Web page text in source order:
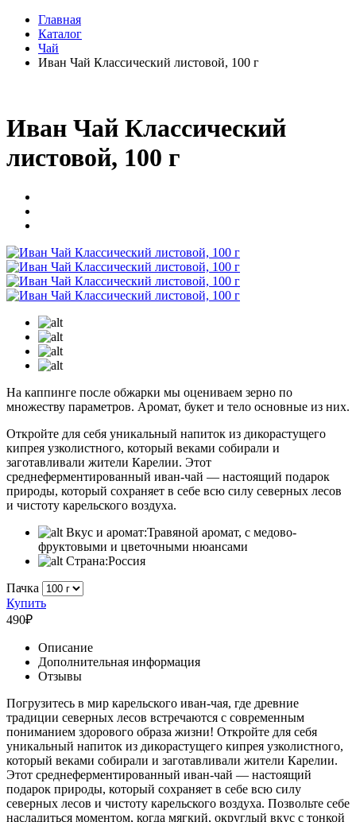
Главная
Каталог
Чай
Иван Чай Классический листовой, 100 г
Иван Чай Классический
листовой, 100 г
На каппинге после обжарки мы оцениваем зерно по
множеству параметров. Аромат, букет и тело основные из них.
Откройте для себя уникальный напиток из дикорастущего
кипрея узколистного, который веками собирали и
заготавливали жители Карелии. Этот
среднеферментированный иван-чай — настоящий подарок
природы, который сохраняет в себе всю силу северных лесов
и чистоту карельского воздуха.
Вкус и аромат:Травяной аромат, с медово-
фруктовыми и цветочными нюансами
Страна:Россия
Пачка
Купить
490₽
Описание
Дополнительная информация
Отзывы
Погрузитесь в мир карельского иван-чая, где древние
традиции северных лесов встречаются с современным
пониманием здорового образа жизни! Откройте для себя
уникальный напиток из дикорастущего кипрея узколистного,
который веками собирали и заготавливали жители Карелии.
Этот среднеферментированный иван-чай — настоящий
подарок природы, который сохраняет в себе всю силу
северных лесов и чистоту карельского воздуха. Позвольте себе
насладиться моментом, когда мягкий, округлый вкус с тонкой